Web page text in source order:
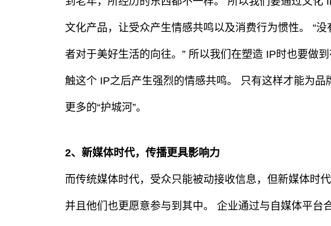
文化产品，让受众产生情感共鸣以及消费行为惯性。 “
者对于美好生活的向往。” 所以我们在塑造 IP时也要做
触这个 IP之后产生强烈的情感共鸣。 只有这样才能为品
更多的“护城河”。
2、新媒体时代，传播更具影响力
而传统媒体时代，受众只能被动接收信息，但新媒体时
并且他们也更愿意参与到其中。 企业通过与自媒体平台